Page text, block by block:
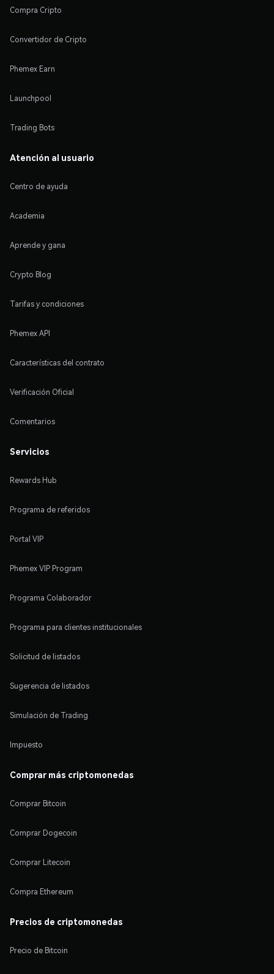
Compra Cripto
Convertidor de Cripto
Phemex Earn
Launchpool
Trading Bots
Atención al usuario
Centro de ayuda
Academia
Aprende y gana
Crypto Blog
Tarifas y condiciones
Phemex API
Características del contrato
Verificación Oficial
Comentarios
Servicios
Rewards Hub
Programa de referidos
Portal VIP
Phemex VIP Program
Programa Colaborador
Programa para clientes institucionales
Solicitud de listados
Sugerencia de listados
Simulación de Trading
Impuesto
Comprar más criptomonedas
Comprar Bitcoin
Comprar Dogecoin
Comprar Litecoin
Compra Ethereum
Precios de criptomonedas
Precio de Bitcoin